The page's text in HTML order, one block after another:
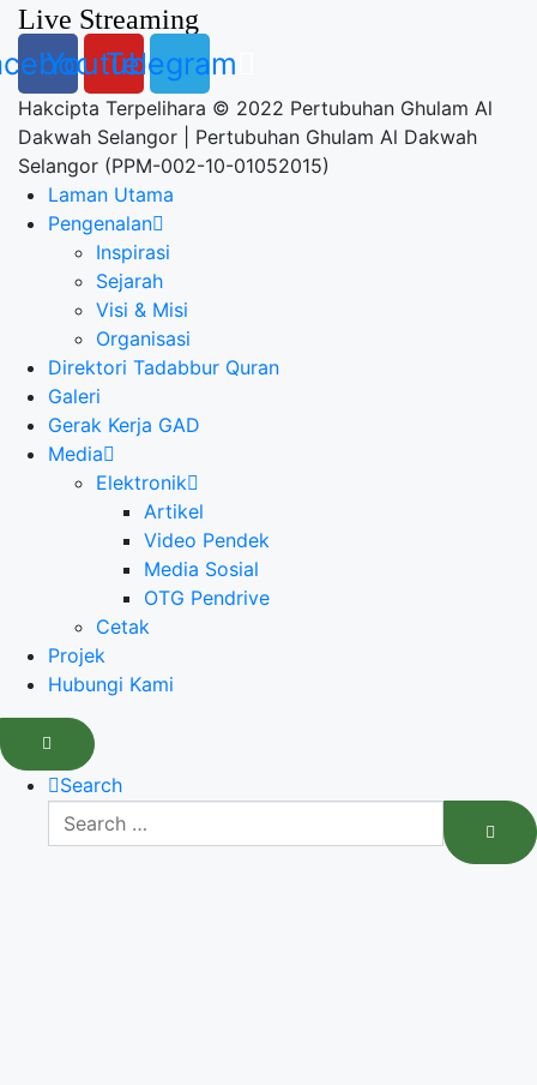
Live Streaming
YoutubeTelegram
Hakcipta Terpelihara © 2022 Pertubuhan Ghulam Al
Dakwah Selangor | Pertubuhan Ghulam Al Dakwah
Selangor (PPM-002-10-01052015)
Laman Utama
Pengenalan
Inspirasi
Sejarah
Visi & Misi
Organisasi
Direktori Tadabbur Quran
Galeri
Gerak Kerja GAD
Media
Elektronik
Artikel
Video Pendek
Media Sosial
OTG Pendrive
Cetak
Projek
Hubungi Kami
Search
Search
for: